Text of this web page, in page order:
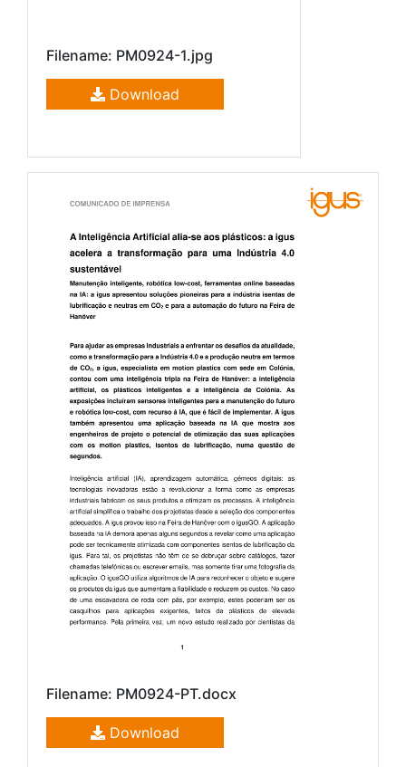
Filename: PM0924-1.jpg
Download
Filename: PM0924-PT.docx
Download